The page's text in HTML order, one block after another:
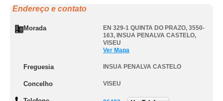
Endereço e contato
Morada
EN 329-1 QUINTA DO PRAZO, 3550-
163, INSUA PENALVA CASTELO,
VISEU
Ver Mapa
Freguesia INSUA PENALVA CASTELO
Concelho VISEU